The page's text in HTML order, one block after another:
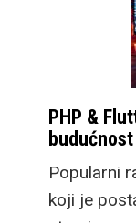
PHP &
budućnost
Popularni
koji je